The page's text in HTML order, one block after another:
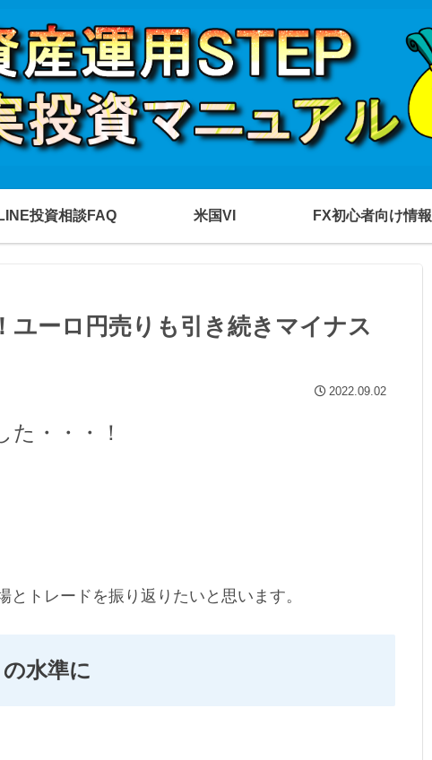
LINE投資相談FAQ 米国VI FX初心者向け情報
ユーロ円売りも引き続きマイナス
2022.09.02
・・・！
とトレードを振り返りたいと思います。
水準に